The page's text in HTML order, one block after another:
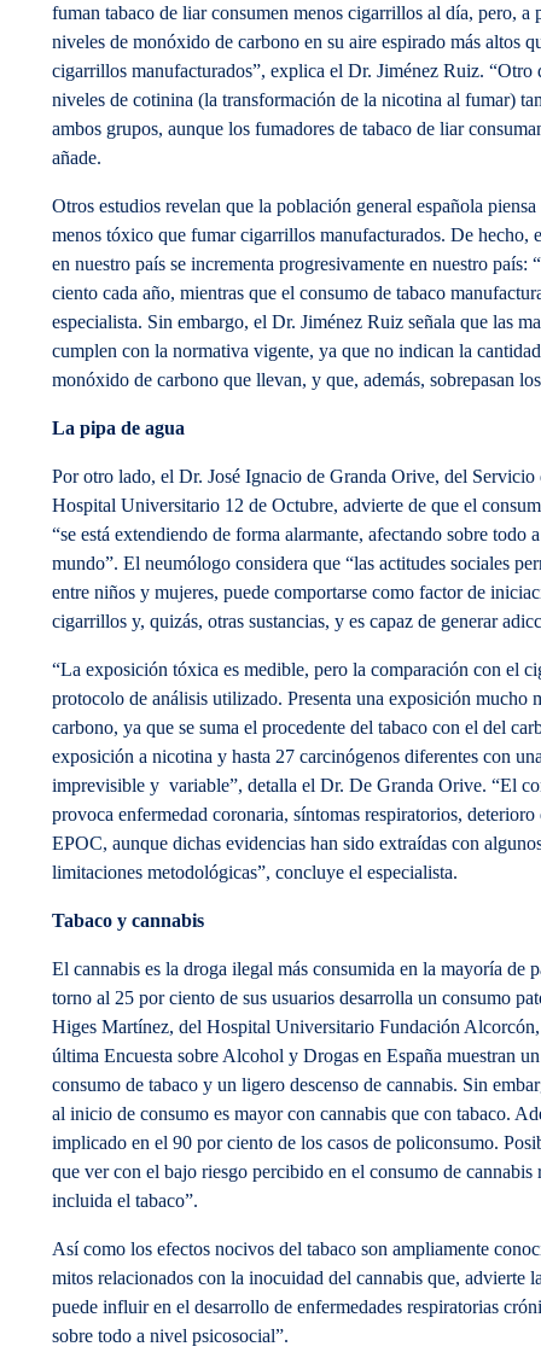
fuman tabaco de liar consumen menos cigarrillos al día, pero, a
niveles de monóxido de carbono en su aire espirado más altos
cigarrillos manufacturados”, explica el Dr. Jiménez Ruiz. “Otro
niveles de cotinina (la transformación de la nicotina al fumar)
ambos grupos, aunque los fumadores de tabaco de liar
añade.
Otros estudios revelan que la población general española
menos tóxico que fumar cigarrillos manufacturados. De hecho,
en nuestro país se incrementa progresivamente en nuestro país:
ciento cada año, mientras que el consumo de tabaco
especialista. Sin embargo, el Dr. Jiménez Ruiz señala que las
cumplen con la normativa vigente, ya que no indican la
monóxido de carbono que llevan, y que, además, sobrepasan
La pipa de agua
Por otro lado, el Dr. José Ignacio de Granda Orive, del
Hospital Universitario 12 de Octubre, advierte de que el
“se está extendiendo de forma alarmante, afectando sobre todo
mundo”. El neumólogo considera que “las actitudes sociales
entre niños y mujeres, puede comportarse como factor de
cigarrillos y, quizás, otras sustancias, y es capaz de generar
“La exposición tóxica es medible, pero la comparación con el
protocolo de análisis utilizado. Presenta una exposición mucho
carbono, ya que se suma el procedente del tabaco con el del
exposición a nicotina y hasta 27 carcinógenos diferentes con
imprevisible y variable”, detalla el Dr. De Granda Orive. “El
provoca enfermedad coronaria, síntomas respiratorios,
EPOC, aunque dichas evidencias han sido extraídas con
limitaciones metodológicas”, concluye el especialista.
Tabaco y cannabis
El cannabis es la droga ilegal más consumida en la mayoría de
torno al 25 por ciento de sus usuarios desarrolla un consumo
Higes Martínez, del Hospital Universitario Fundación Alcorcón,
última Encuesta sobre Alcohol y Drogas en España muestran
consumo de tabaco y un ligero descenso de cannabis. Sin
al inicio de consumo es mayor con cannabis que con tabaco.
implicado en el 90 por ciento de los casos de policonsumo.
que ver con el bajo riesgo percibido en el consumo de cannabis
incluida el tabaco”.
Así como los efectos nocivos del tabaco son ampliamente
mitos relacionados con la inocuidad del cannabis que, advierte
puede influir en el desarrollo de enfermedades respiratorias
sobre todo a nivel psicosocial”.